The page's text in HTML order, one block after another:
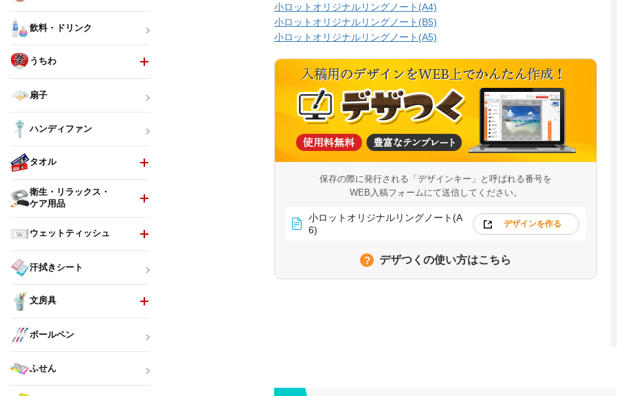
小ロットオリジナルリングノート(A4)
小ロットオリジナルリングノート(B5)
小ロットオリジナルリングノート(A5)
保存の際に発行される「デザインキー」と呼ばれる番号を
WEB入稿フォームにて送信してください。
小ロットオリジナルリングノート(A
6)
デザインを作る
デザつくの使い方はこちら
飲料・ドリンク
うちわ
扇子
ハンディファン
タオル
衛生・リラックス・
ケア用品
ウェットティッシュ
汗拭きシート
文房具
ボールペン
ふせん